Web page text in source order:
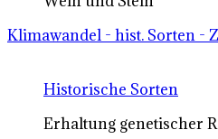
Klimawandel - hist. Sorten -
Historische Sorten
Erhaltung genetischer